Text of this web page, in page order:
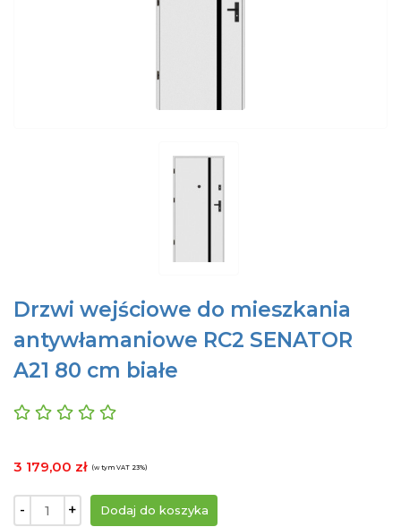
Drzwi wejściowe do mieszkania
antywłamaniowe RC2 SENATOR
A21 80 cm białe
3 179,00 zł (w tym VAT 23%)
- +